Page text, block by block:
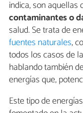
indica, son aquellas
contaminantes o
salud. Se trata de
fuentes naturales,
todos los casos de
hablando también
energías que,
Este tipo de